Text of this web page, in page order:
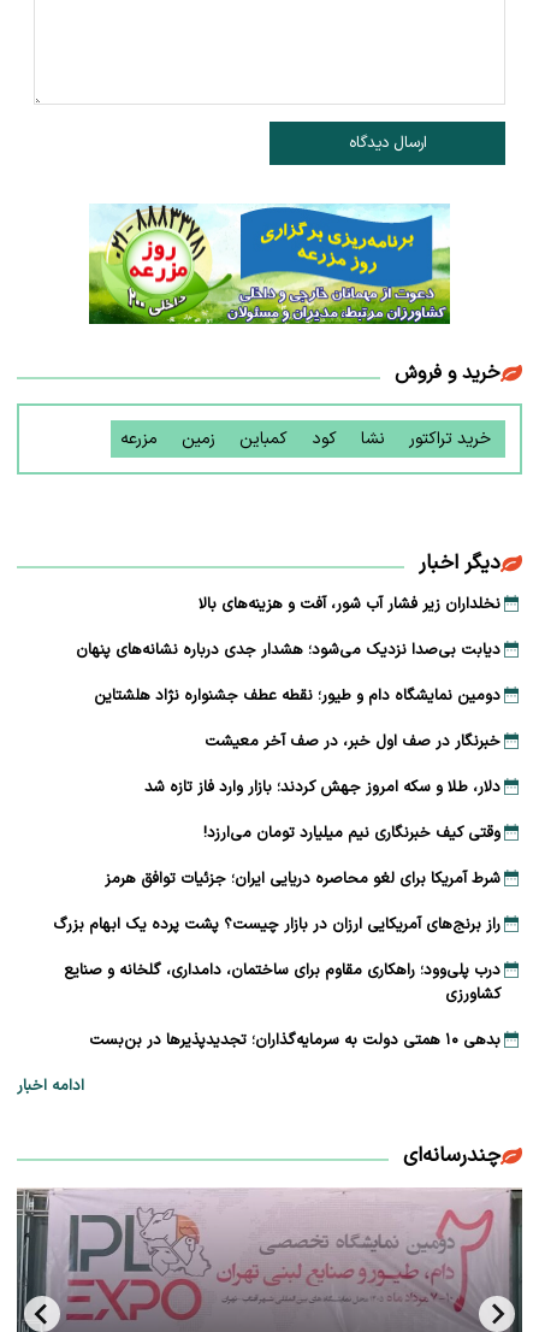
ارسال دیدگاه
خرید و فروش
خرید تراکتور نشا کود کمباین زمین مزرعه
دیگر اخبار
نخلداران زیر فشار آب شور، آفت و هزینه‌های بالا
دیابت بی‌صدا نزدیک می‌شود؛ هشدار جدی درباره نشانه‌های پنهان
دومین نمایشگاه دام و طیور؛ نقطه عطف جشنواره نژاد هلشتاین
خبرنگار در صف اول خبر، در صف آخر معیشت
دلار، طلا و سکه امروز جهش کردند؛ بازار وارد فاز تازه شد
وقتی کیف خبرنگاری نیم میلیارد تومان می‌ارزد!
شرط آمریکا برای لغو محاصره دریایی ایران؛ جزئیات توافق هرمز
راز برنج‌های آمریکایی ارزان در بازار چیست؟ پشت پرده یک ابهام بزرگ
درب پلی‌وود؛ راهکاری مقاوم برای ساختمان، دامداری، گلخانه و صنایع
کشاورزی
بدهی ۱۰ همتی دولت به سرمایه‌گذاران؛ تجدیدپذیرها در بن‌بست
ادامه اخبار
چندرسانه‌ای